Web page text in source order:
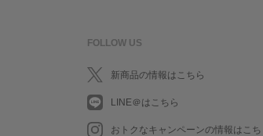
FOLLOW US
新商品の情報はこちら
LINE＠はこちら
おトクなキャンペーンの情報はこ